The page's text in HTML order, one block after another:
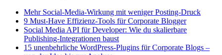
Mehr Social-Media-Wirkung mit weniger Posting-Druck
9 Must-Have Effizienz-Tools für Corporate Blogger
Social Media API für Developer: Wie du skalierbare
Publishing-Integrationen baust
15 unenbehrliche WordPress-Plugins für Corporate Blogs –